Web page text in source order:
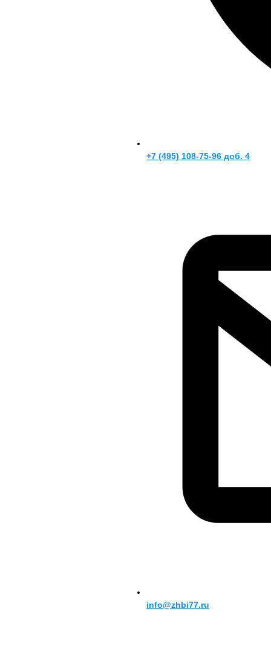
+7 (495) 108-75-96 доб. 4
info@zhbi77.ru